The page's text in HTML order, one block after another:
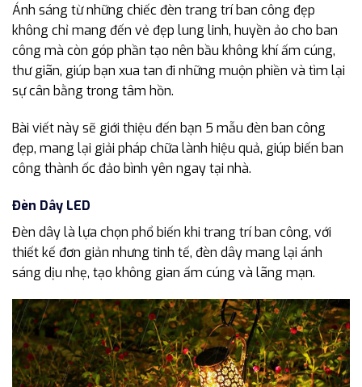
Ánh sáng từ những chiếc đèn trang trí ban công đẹp
không chỉ mang đến vẻ đẹp lung linh, huyền ảo cho ban
công mà còn góp phần tạo nên bầu không khí ấm cúng,
thư giãn, giúp bạn xua tan đi những muộn phiền và tìm lại
sự cân bằng trong tâm hồn.
Bài viết này sẽ giới thiệu đến bạn 5 mẫu đèn ban công
đẹp, mang lại giải pháp chữa lành hiệu quả, giúp biến ban
công thành ốc đảo bình yên ngay tại nhà.
Đèn Dây LED
Đèn dây là lựa chọn phổ biến khi trang trí ban công, với
thiết kế đơn giản nhưng tinh tế, đèn dây mang lại ánh
sáng dịu nhẹ, tạo không gian ấm cúng và lãng mạn.